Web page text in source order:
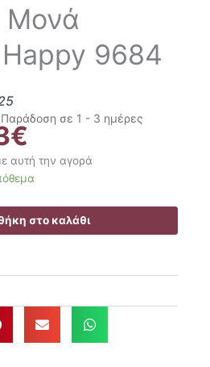
Μονά
9684
σε 1 - 3 ημέρες
€
τρέχουσα
τιμή
είναι:
27.93€.
αυτή την αγορά
στο καλάθι